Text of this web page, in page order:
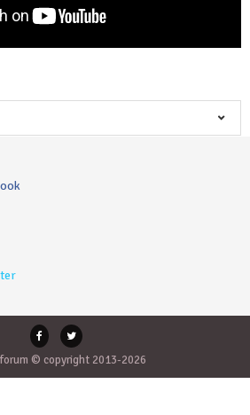
© copyright 2013-2026